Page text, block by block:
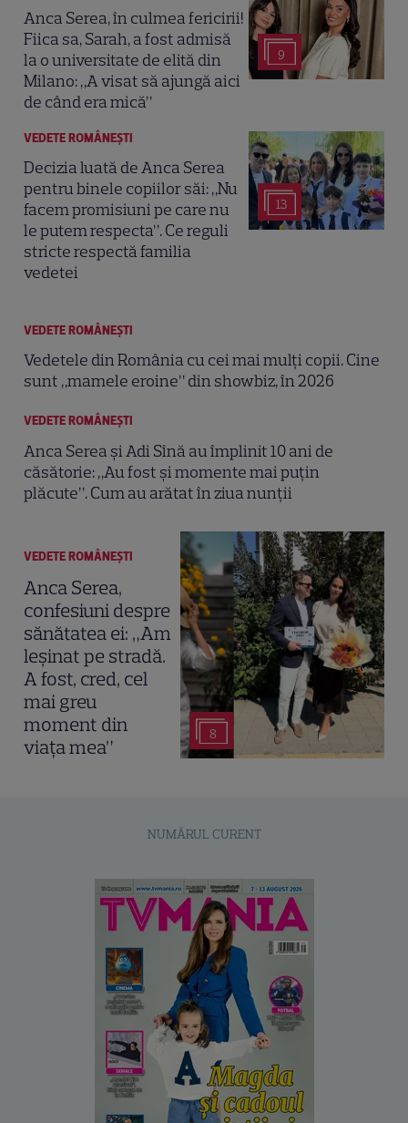
9
Anca Serea, în culmea fericirii!
Fiica sa, Sarah, a fost admisă
la o universitate de elită din
Milano: „A visat să ajungă aici
de când era mică”
13
VEDETE ROMÂNEŞTI
Decizia luată de Anca Serea
pentru binele copiilor săi: „Nu
facem promisiuni pe care nu
le putem respecta”. Ce reguli
stricte respectă familia
vedetei
VEDETE ROMÂNEŞTI
Vedetele din România cu cei mai mulți copii. Cine
sunt „mamele eroine” din showbiz, în 2026
VEDETE ROMÂNEŞTI
Anca Serea și Adi Sînă au împlinit 10 ani de
căsătorie: „Au fost și momente mai puțin
plăcute”. Cum au arătat în ziua nunții
8
VEDETE ROMÂNEŞTI
Anca Serea,
confesiuni despre
sănătatea ei: „Am
leșinat pe stradă.
A fost, cred, cel
mai greu
moment din
viața mea”
NUMĂRUL CURENT